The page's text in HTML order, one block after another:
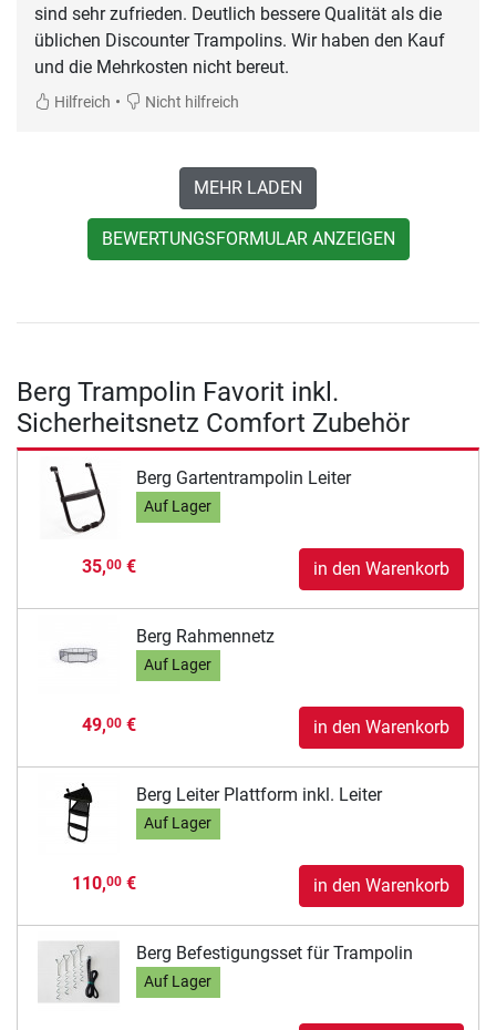
sind sehr zufrieden. Deutlich bessere Qualität als die
üblichen Discounter Trampolins. Wir haben den Kauf
und die Mehrkosten nicht bereut.
Hilfreich • Nicht hilfreich
MEHR LADEN
BEWERTUNGSFORMULAR ANZEIGEN
Berg Trampolin Favorit inkl.
Sicherheitsnetz Comfort Zubehör
Berg Gartentrampolin Leiter
Auf Lager
35,00€ in den Warenkorb
Berg Rahmennetz
Auf Lager
49,00€ in den Warenkorb
Berg Leiter Plattform inkl. Leiter
Auf Lager
110,00€ in den Warenkorb
Berg Befestigungsset für Trampolin
Auf Lager